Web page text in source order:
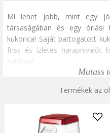
Mi lehet jobb, mint egy
társaságában és egy
kukorica! Saját pattogatott
friss és ízletes harapnivalót
estéhez!
Olajmentes
pattogatott kukoricát, ha
ban gondosan válogatott
Mutass
Termékek az